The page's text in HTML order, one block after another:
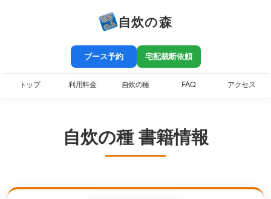
自炊の森
ブース予約 宅配裁断依頼
トップ 利用料金 自炊の種 FAQ アクセス
自炊の種 書籍情報